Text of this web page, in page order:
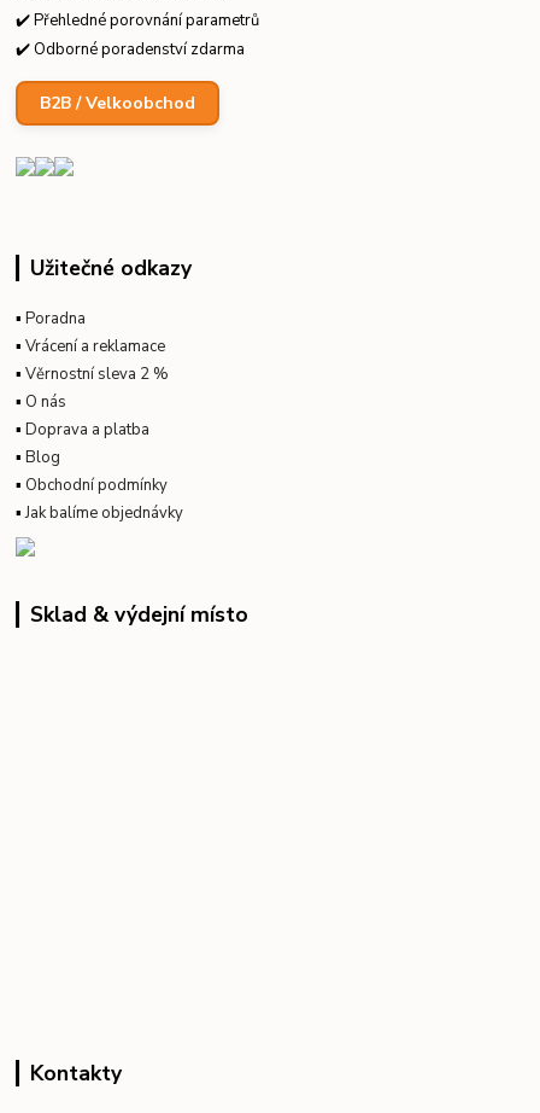
✔️ Přehledné porovnání parametrů
✔️ Odborné poradenství zdarma
B2B / Velkoobchod
Užitečné odkazy
▪Poradna
▪Vrácení a reklamace
▪Věrnostní sleva 2 %
▪ O nás
▪Doprava a platba
▪Blog
▪ Obchodní podmínky
▪Jak balíme objednávky
Sklad & výdejní místo
Kontakty